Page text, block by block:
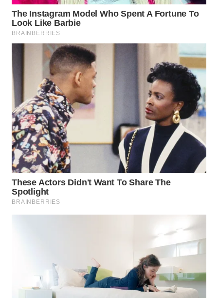
LABUANBAJO
WN
BORNEO
Wahana
Media
Group
WAHANA
NEWS
WAHANA
TANI
WAHANA
ADVOKAT
WAHANA